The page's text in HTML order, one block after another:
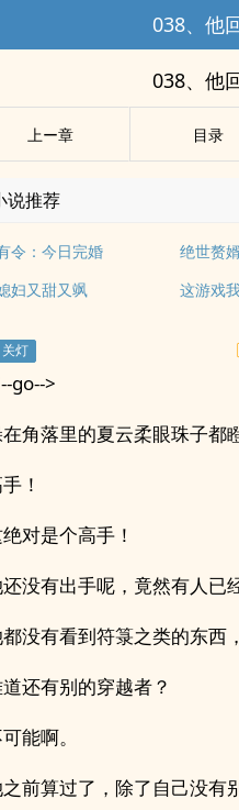
038、他
038、他
上ー章 目录
说推荐
令：今日完婚 绝世赘婿
妇又甜又飒
这游戏
go-->
角落里的夏云柔眼珠子都
！
对是个高手！
没有出手呢，竟然有人已
没有看到符箓之类的东西
还有别的穿越者？
能啊。
前算过了，除了自己没有